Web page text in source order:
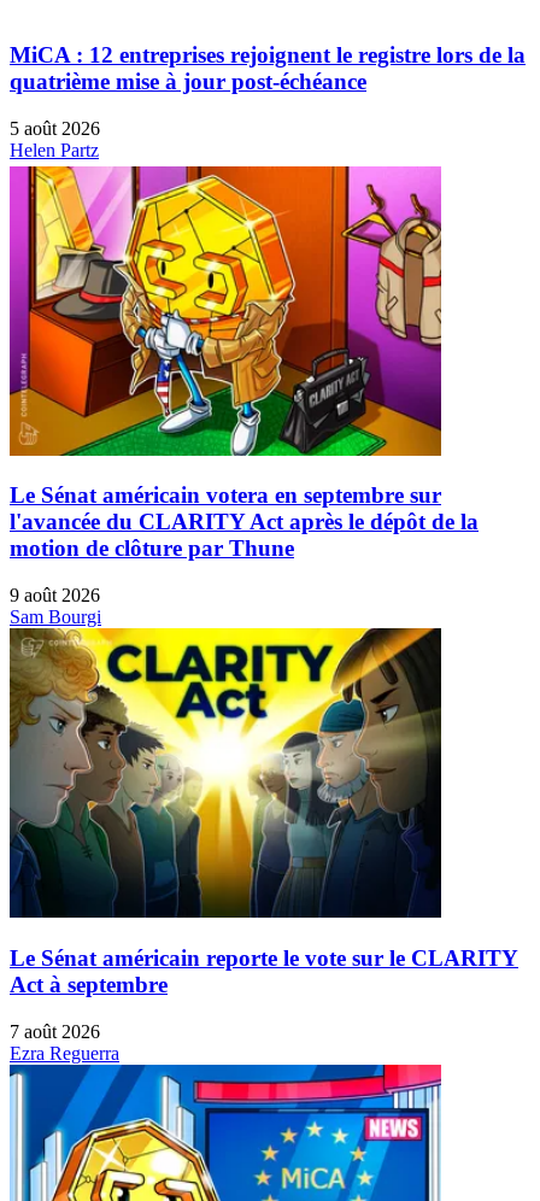
MiCA : 12 entreprises rejoignent le registre lors de la
quatrième mise à jour post-échéance
5 août 2026
Helen Partz
Le Sénat américain votera en septembre sur
l'avancée du CLARITY Act après le dépôt de la
motion de clôture par Thune
9 août 2026
Sam Bourgi
Le Sénat américain reporte le vote sur le CLARITY
Act à septembre
7 août 2026
Ezra Reguerra